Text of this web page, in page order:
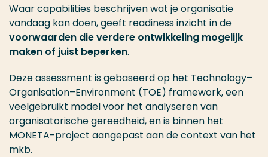
Waar capabilities beschrijven wat je organisatie
vandaag kan doen, geeft readiness inzicht in de
voorwaarden die verdere ontwikkeling mogelijk
maken of juist beperken.
Deze assessment is gebaseerd op het Technology–
Organisation–Environment (TOE) framework, een
veelgebruikt model voor het analyseren van
organisatorische gereedheid, en is binnen het
MONETA-project aangepast aan de context van het
mkb.